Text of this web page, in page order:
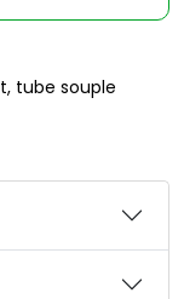
tube souple